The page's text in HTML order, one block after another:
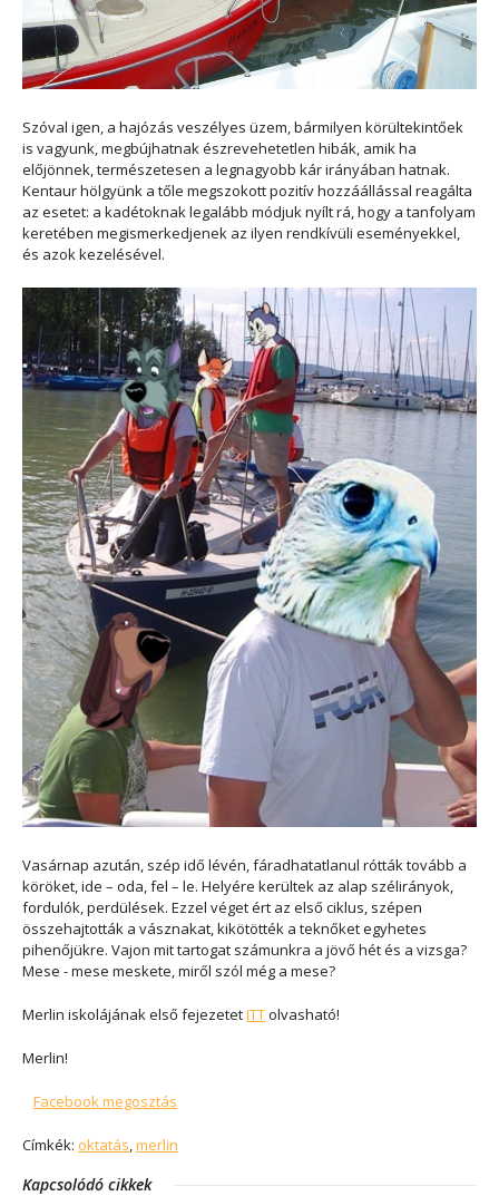
Szóval igen, a hajózás veszélyes üzem, bármilyen körültekintőek
is vagyunk, megbújhatnak észrevehetetlen hibák, amik ha
előjönnek, természetesen a legnagyobb kár irányában hatnak.
Kentaur hölgyünk a tőle megszokott pozitív hozzáállással reagálta
az esetet: a kadétoknak legalább módjuk nyílt rá, hogy a tanfolyam
keretében megismerkedjenek az ilyen rendkívüli eseményekkel,
és azok kezelésével.
Vasárnap azután, szép idő lévén, fáradhatatlanul rótták tovább a
köröket, ide – oda, fel – le. Helyére kerültek az alap szélirányok,
fordulók, perdülések. Ezzel véget ért az első ciklus, szépen
összehajtották a vásznakat, kikötötték a teknőket egyhetes
pihenőjükre. Vajon mit tartogat számunkra a jövő hét és a vizsga?
Mese - mese meskete, miről szól még a mese?
Merlin iskolájának első fejezetetITTolvasható!
Merlin!
Facebook megosztás
Címkék: oktatás,merlin
Kapcsolódó cikkek